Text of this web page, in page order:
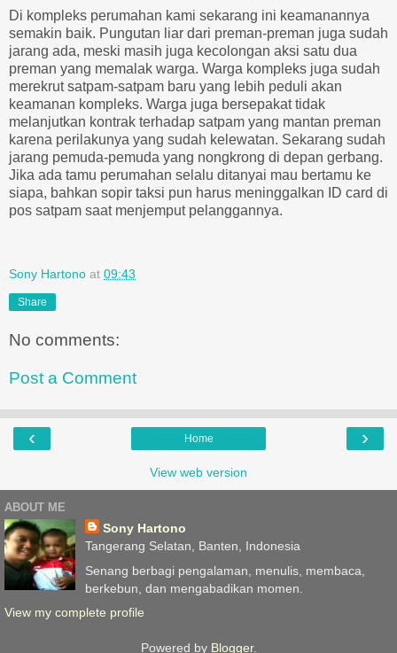
Di kompleks perumahan kami sekarang ini keamanannya
semakin baik. Pungutan liar dari preman-preman juga sudah
jarang ada, meski masih juga kecolongan aksi satu dua
preman yang memalak warga. Warga kompleks juga sudah
merekrut satpam-satpam baru yang lebih peduli akan
keamanan kompleks. Warga juga bersepakat tidak
melanjutkan kontrak terhadap satpam yang mantan preman
karena perilakunya yang sudah kelewatan. Sekarang sudah
jarang pemuda-pemuda yang nongkrong di depan gerbang.
Jika ada tamu perumahan selalu ditanyai mau bertamu ke
siapa, bahkan sopir taksi pun harus meninggalkan ID card di
pos satpam saat menjemput pelanggannya.
Sony Hartono at 09:43
Share
No comments:
Post a Comment
‹ ›
Home
View web version
ABOUT ME
Sony Hartono
Tangerang Selatan, Banten, Indonesia
Senang berbagi pengalaman, menulis, membaca,
berkebun, dan mengabadikan momen.
View my complete profile
Powered by Blogger.